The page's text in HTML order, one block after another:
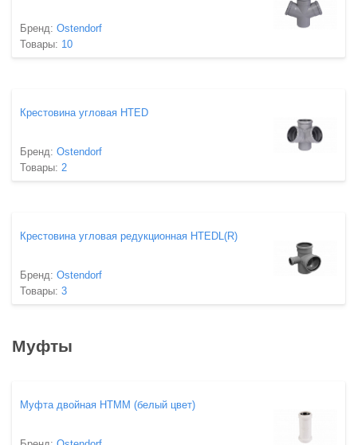
Бренд: Ostendorf
Товары: 10
Крестовина угловая HTED
Бренд: Ostendorf
Товары: 2
Крестовина угловая редукционная HTEDL(R)
Бренд: Ostendorf
Товары: 3
Муфты
Муфта двойная HTMM (белый цвет)